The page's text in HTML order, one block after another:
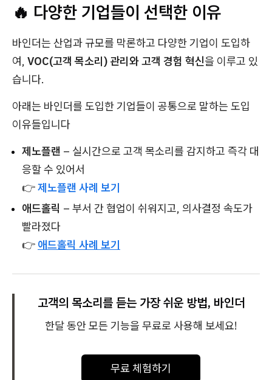
🔥 다양한 기업들이 선택한 이유
바인더는 산업과 규모를 막론하고 다양한 기업이 도입하
여, VOC(고객 목소리) 관리와 고객 경험 혁신을 이루고 있
습니다.
아래는 바인더를 도입한 기업들이 공통으로 말하는 도입
이유들입니다
제노플랜 – 실시간으로 고객 목소리를 감지하고 즉각 대
응할 수 있어서
👉제노플랜 사례 보기
애드홀릭 – 부서 간 협업이 쉬워지고, 의사결정 속도가
빨라졌다
👉 애드홀릭 사례 보기
고객의 목소리를 듣는 가장 쉬운 방법, 바인더
한달 동안 모든 기능을 무료로 사용해 보세요!
무료 체험하기